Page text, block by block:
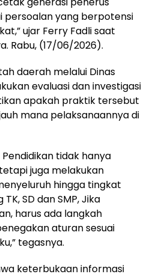
persoalan yang berpotensi
ujar Ferry Fadli saat
Rabu, (17/06/2026).
daerah melalui Dinas
evaluasi dan investigasi
apakah praktik tersebut
mana pelaksanaannya di
tidak hanya
juga melakukan
hingga tingkat
SD dan SMP, Jika
harus ada langkah
aturan sesuai
tegasnya.
keterbukaan informasi